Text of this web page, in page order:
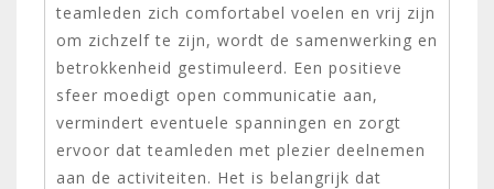
teamleden zich comfortabel voelen en vrij zijn
om zichzelf te zijn, wordt de samenwerking en
betrokkenheid gestimuleerd. Een positieve
sfeer moedigt open communicatie aan,
vermindert eventuele spanningen en zorgt
ervoor dat teamleden met plezier deelnemen
aan de activiteiten. Het is belangrijk dat